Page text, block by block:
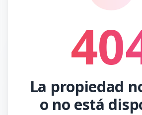
La propiedad
o no está